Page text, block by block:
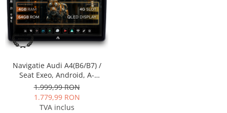
Smart
Fiat
Volvo
Navigatie Audi A4(B6/B7) /
Seat Exeo, Android, A-
Octacore / 4GB RAM + 64GB
ROM, 9 Inch - AD-
BGA9004+AD-BGRKIT425
1.999,99 RON
1.779,99 RON
TVA inclus